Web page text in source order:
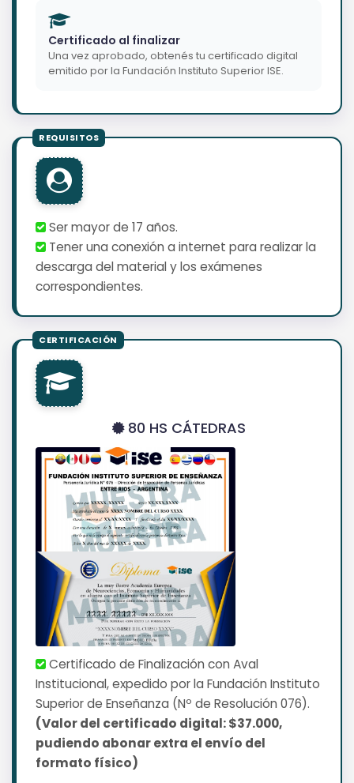
Certificado al finalizar
Una vez aprobado, obtenés tu certificado digital
emitido por la Fundación Instituto Superior ISE.
Ser mayor de 17 años.
Tener una conexión a internet para realizar la
descarga del material y los exámenes
correspondientes.
80 HS CÁTEDRAS
Certificado de Finalización con Aval
Institucional, expedido por la Fundación Instituto
Superior de Enseñanza (Nº de Resolución 076).
(Valor del certificado digital: $37.000,
pudiendo abonar extra el envío del
formato físico)